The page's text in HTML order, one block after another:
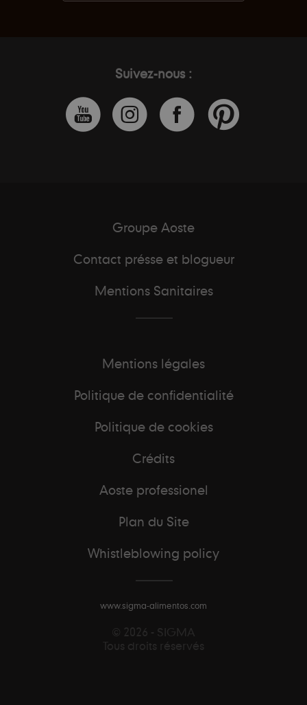
Suivez-nous :
Groupe Aoste
Contact présse et blogueur
Mentions Sanitaires
Mentions légales
Politique de confidentialité
Politique de cookies
Crédits
Aoste professionel
Plan du Site
Whistleblowing policy
www.sigma-alimentos.com
© 2026 - SIGMA
Tous droits réservés